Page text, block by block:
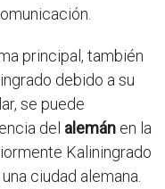
principal, también
debido a su
se puede
del alemán en la
Kaliningrado
ciudad alemana.